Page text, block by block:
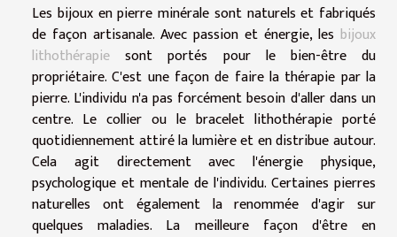
Les bijoux en pierre minérale sont naturels et fabriqués
de façon artisanale. Avec passion et énergie, les bijoux
lithothérapie sont portés pour le bien-être du
propriétaire. C'est une façon de faire la thérapie par la
pierre. L'individu n'a pas forcément besoin d'aller dans un
centre. Le collier ou le bracelet lithothérapie porté
quotidiennement attiré la lumière et en distribue autour.
Cela agit directement avec l'énergie physique,
psychologique et mentale de l'individu. Certaines pierres
naturelles ont également la renommée d'agir sur
quelques maladies. La meilleure façon d'être en